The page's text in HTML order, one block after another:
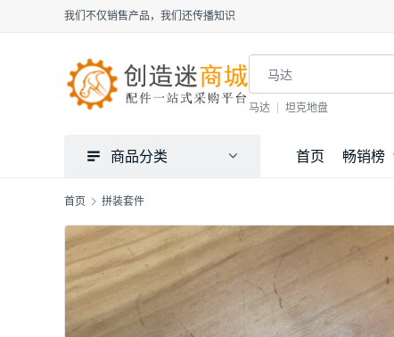
我们不仅销售产品，我们还传播知识
马达 坦克地盘
商品分类 首页 畅销榜
首页 拼装套件